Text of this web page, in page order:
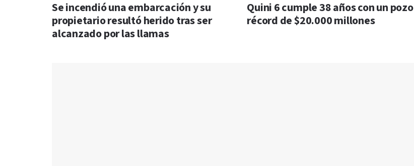
Se incendió una embarcación y su
propietario resultó herido tras ser
alcanzado por las llamas
Quini 6 cumple 38 años con un pozo
récord de $20.000 millones